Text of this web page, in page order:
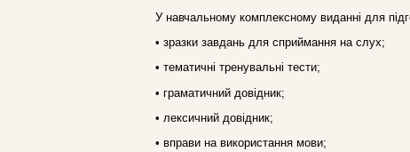
У навчальному комплексному виданні для
• зразки завдань для сприймання на слух;
• тематичні тренувальні тести;
• граматичний довідник;
• лексичний довідник;
• вправи на використання мови;